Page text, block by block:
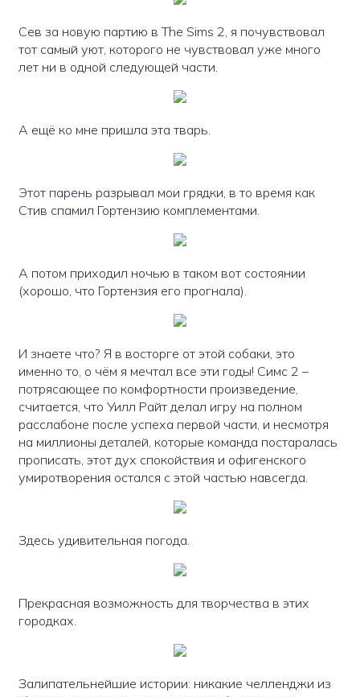
Сев за новую партию в The Sims 2, я почувствовал
тот самый уют, которого не чувствовал уже много
лет ни в одной следующей части.
А ещё ко мне пришла эта тварь.
Этот парень разрывал мои грядки, в то время как
Стив спамил Гортензию комплементами.
А потом приходил ночью в таком вот состоянии
(хорошо, что Гортензия его прогнала).
И знаете что? Я в восторге от этой собаки, это
именно то, о чём я мечтал все эти годы! Симс 2 –
потрясающее по комфортности произведение,
считается, что Уилл Райт делал игру на полном
расслабоне после успеха первой части, и несмотря
на миллионы деталей, которые команда постаралась
прописать, этот дух спокойствия и офигенского
умиротворения остался с этой частью навсегда.
Здесь удивительная погода.
Прекрасная возможность для творчества в этих
городках.
Залипательнейшие истории: никакие челленджи из